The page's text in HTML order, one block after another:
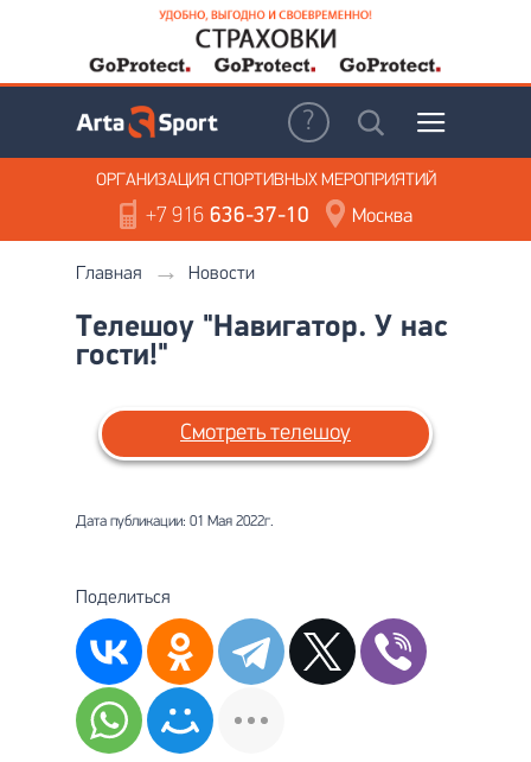
ОРГАНИЗАЦИЯ СПОРТИВНЫХ МЕРОПРИЯТИЙ
+7 916636-37-10 Москва
Главная Новости
Телешоу "Навигатор. У нас
гости!"
Смотреть телешоу
Дата публикации: 01 Мая 2022г.
Поделиться